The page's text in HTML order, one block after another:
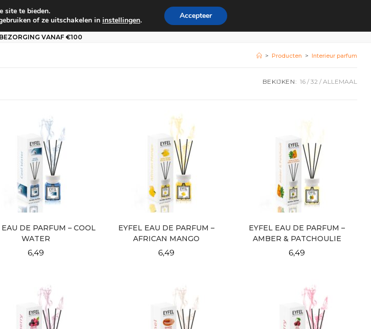
Persoonlijke verzorging Zakelijk 0
VANAF €100
> Producten > Interieur parfum
BEKIJKEN: 16 32 ALLEMAAL
EAU DE PARFUM – COOL
WATER
6,49
EYFEL EAU DE PARFUM –
AFRICAN MANGO
6,49
EYFEL EAU DE PARFUM –
AMBER & PATCHOULIE
6,49
site te bieden.
of ze uitschakelen in instellingen. Accepteer